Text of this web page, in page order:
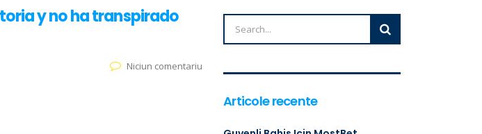
y no ha transpirado
Niciun comentariu
Articole recente